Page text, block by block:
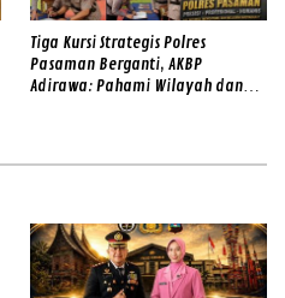
Tiga Kursi Strategis Polres
Pasaman Berganti, AKBP
Adirawa: Pahami Wilayah dan